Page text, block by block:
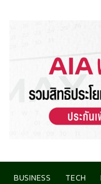
BUSINESS TECH